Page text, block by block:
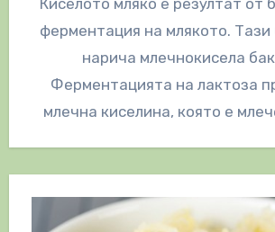
Киселото мляко е резултат от
ферментация на млякото. Тази
нарича млечнокисела
Ферментацията на лактоза
млечна киселина, която е